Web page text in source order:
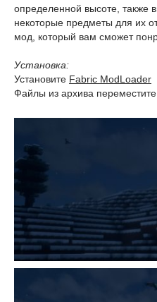
определенной высоте, также
некоторые предметы для их
мод, который вам сможет
Установка:
Установите Fabric ModLoader
Файлы из архива